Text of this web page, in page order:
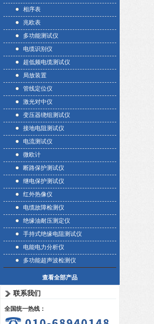
相序表
兆欧表
多功能测试仪
电缆识别仪
超低频电缆测试仪
局放装置
管线定位仪
激光对中仪
变压器绕组测试仪
接地电阻测试仪
电流测试仪
微欧计
断路保护测试仪
继电保护测试仪
红外热像仪
电缆故障检测仪
绝缘油耐压测定仪
手持式绝缘电阻测试仪
电能电力分析仪
多功能超声波检测仪
查看全部产品
联系我们
全国统一热线：